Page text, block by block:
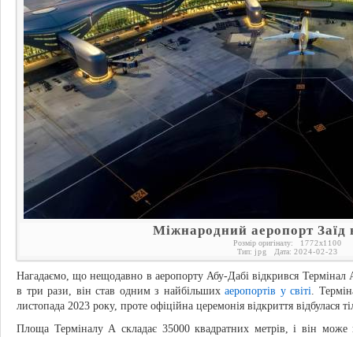
Міжнародний аеропорт Заїд
Розмір оригіналу: 1772x1100
Тип: jpg Дата: 2024-02-23
Нагадаємо, що нещодавно в аеропорту Абу-Дабі відкрився Термінал
в три рази, він став одним з найбільших аеропортів у світі.
листопада 2023 року, проте офіційна церемонія відкриття відбулася
Площа Терміналу А складає 35000 квадратних метрів, і він